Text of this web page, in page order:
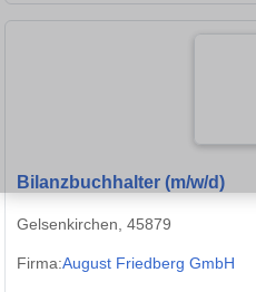
Bilanzbuchhalter (m/w/d)
Gelsenkirchen, 45879
Firma:August Friedberg GmbH